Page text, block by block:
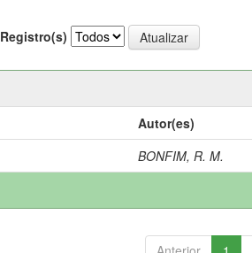
Registro(s)
Autor(es)
BONFIM, R. M.